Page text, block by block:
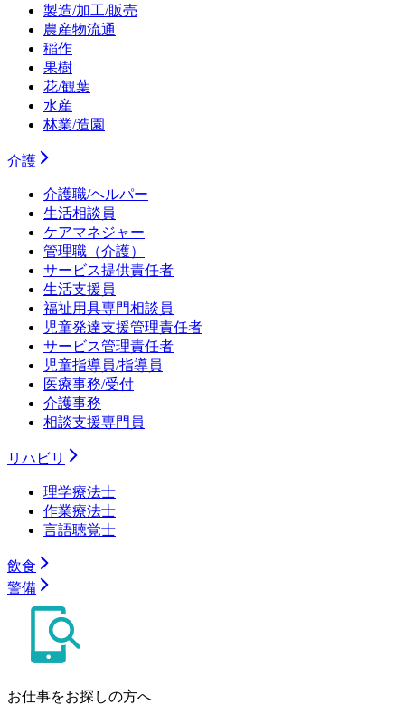
製造/加工/販売
農産物流通
稲作
果樹
花/観葉
水産
林業/造園
介護
介護職/ヘルパー
生活相談員
ケアマネジャー
管理職（介護）
サービス提供責任者
生活支援員
福祉用具専門相談員
児童発達支援管理責任者
サービス管理責任者
児童指導員/指導員
医療事務/受付
介護事務
相談支援専門員
リハビリ
理学療法士
作業療法士
言語聴覚士
飲食
警備
お仕事をお探しの方へ